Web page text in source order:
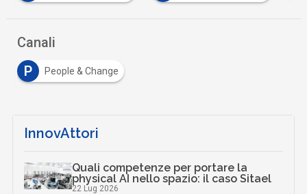
Canali
P
People & Change
InnovAttori
Quali competenze per portare la
physical AI nello spazio: il caso Sitael
22 Lug 2026